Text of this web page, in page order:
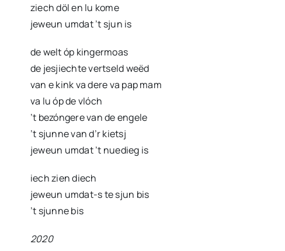
ziech döl en lu kome
jeweun umdat ’t sjun is
de welt óp kingermoas
de jesjiechte vertseld weëd
van e kink va dere va pap mam
va lu óp de vlóch
’t bezóngere van de engele
’t sjunne van d’r kietsj
jeweun umdat ’t nuedieg is
iech zien diech
jeweun umdat-s te sjun bis
’t sjunne bis
2020